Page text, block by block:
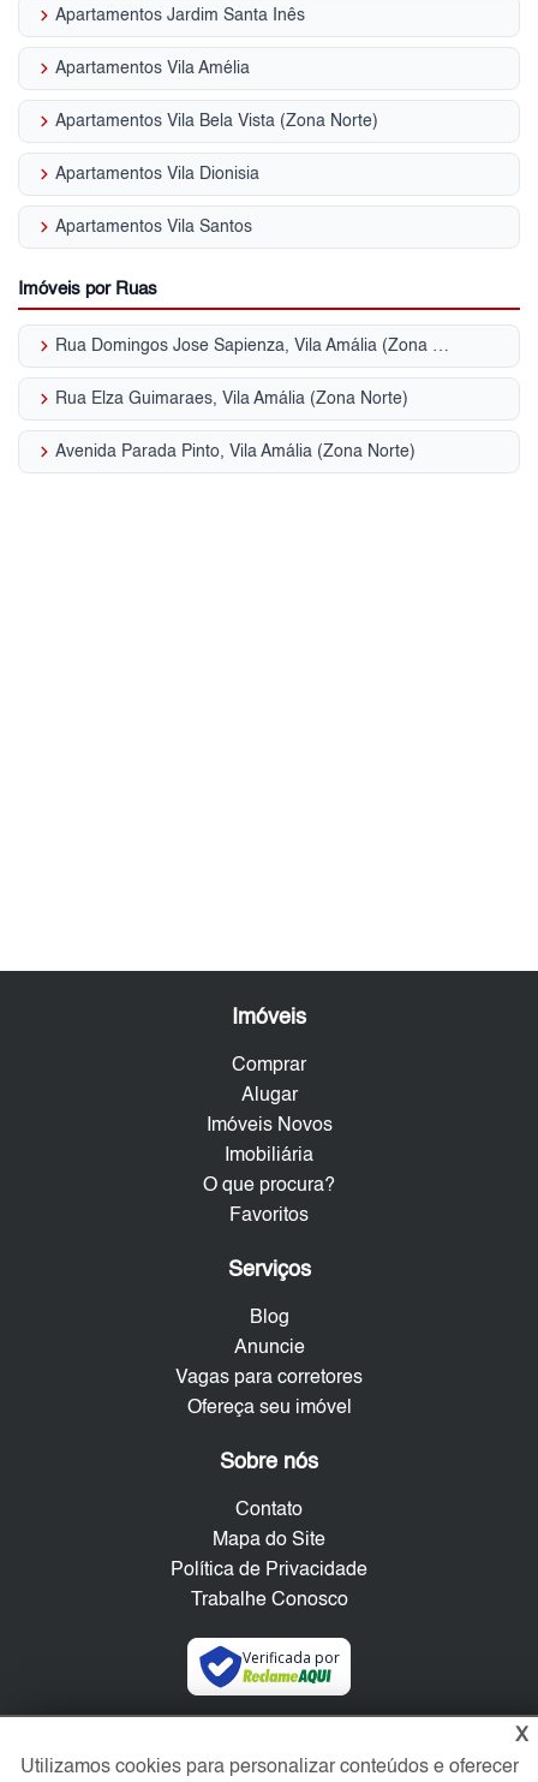
keyboard_arrow_right Apartamentos Jardim Santa Inês
keyboard_arrow_right Apartamentos Vila Amélia
keyboard_arrow_right Apartamentos Vila Bela Vista (Zona Norte)
keyboard_arrow_right Apartamentos Vila Dionisia
keyboard_arrow_right Apartamentos Vila Santos
Imóveis por Ruas
keyboard_arrow_right Rua Domingos Jose Sapienza, Vila Amália (Zona Norte)
keyboard_arrow_right Rua Elza Guimaraes, Vila Amália (Zona Norte)
keyboard_arrow_right Avenida Parada Pinto, Vila Amália (Zona Norte)
Imóveis
Comprar
Alugar
Imóveis Novos
Imobiliária
O que procura?
Favoritos
Serviços
Blog
Anuncie
Vagas para corretores
Ofereça seu imóvel
Sobre nós
Contato
Mapa do Site
Política de Privacidade
Trabalhe Conosco
Verificada por
X
Utilizamos cookies para personalizar conteúdos e oferecer